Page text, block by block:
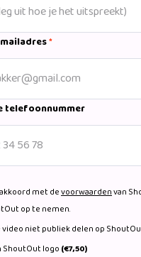
*
telefoonnummer
met devoorwaardenvan
op te nemen.
video niet publiek delen op
ShoutOut logo(€7,50)